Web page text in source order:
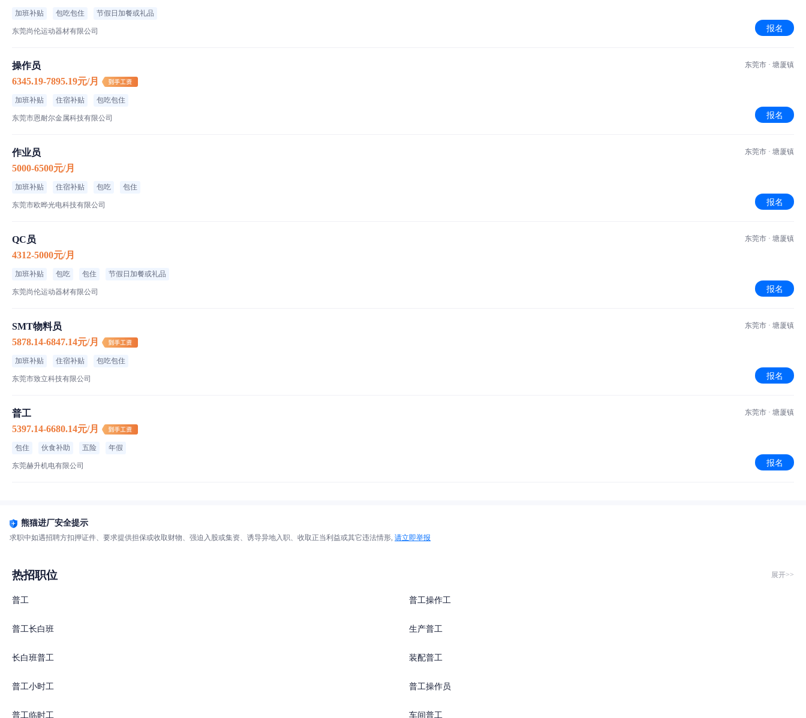
加班补贴 包吃包住 节假日加餐或礼品
东莞尚伦运动器材有限公司 报名
操作员
6345.19-7895.19元/月
加班补贴 住宿补贴 包吃包住
东莞市恩耐尔金属科技有限公司
东莞市 · 塘厦镇
报名
作业员
5000-6500元/月
加班补贴 住宿补贴 包吃 包住
东莞市欧晔光电科技有限公司
东莞市 · 塘厦镇
报名
QC员
4312-5000元/月
加班补贴 包吃 包住 节假日加餐或礼品
东莞尚伦运动器材有限公司
东莞市 · 塘厦镇
报名
SMT物料员
5878.14-6847.14元/月
加班补贴 住宿补贴 包吃包住
东莞市致立科技有限公司
东莞市 · 塘厦镇
报名
普工
5397.14-6680.14元/月
包住 伙食补助 五险 年假
东莞赫升机电有限公司
东莞市 · 塘厦镇
报名
熊猫进厂安全提示
求职中如遇招聘方扣押证件、要求提供担保或收取财物、强迫入股或集资、诱导异地入职、收取正当利益或其它违法情形, 请立即举报
热招职位 展开>>
普工 普工操作工
普工长白班 生产普工
长白班普工 装配普工
普工小时工 普工操作员
普工临时工 车间普工